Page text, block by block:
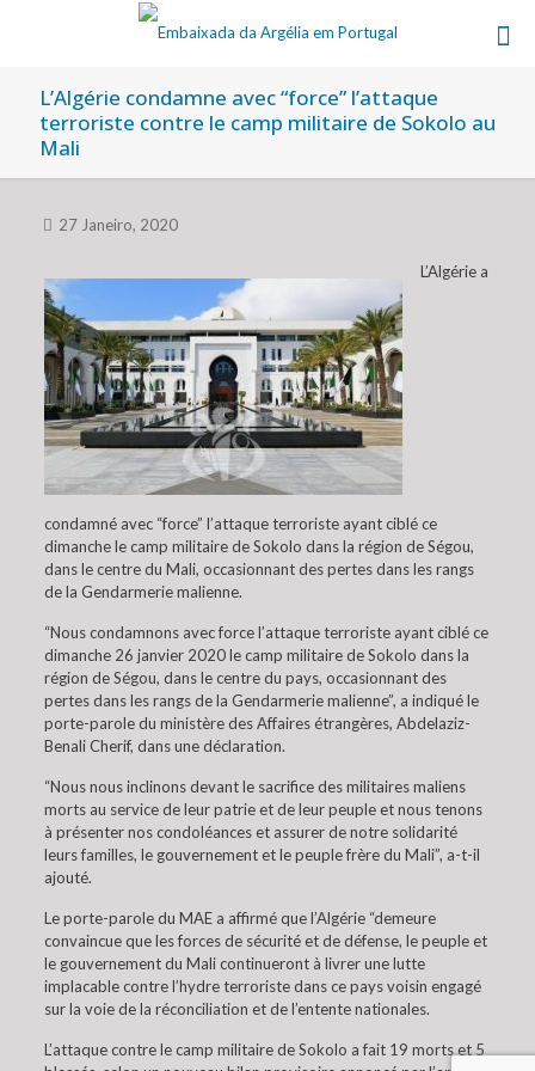
L’Algérie condamne avec “force” l’attaque
terroriste contre le camp militaire de Sokolo au
Mali
27 Janeiro, 2020
L’Algérie a
condamné avec “force” l’attaque terroriste ayant ciblé ce
dimanche le camp militaire de Sokolo dans la région de Ségou,
dans le centre du Mali, occasionnant des pertes dans les rangs
de la Gendarmerie malienne.
“Nous condamnons avec force l’attaque terroriste ayant ciblé ce
dimanche 26 janvier 2020 le camp militaire de Sokolo dans la
région de Ségou, dans le centre du pays, occasionnant des
pertes dans les rangs de la Gendarmerie malienne”, a indiqué le
porte-parole du ministère des Affaires étrangères, Abdelaziz-
Benali Cherif, dans une déclaration.
“Nous nous inclinons devant le sacrifice des militaires maliens
morts au service de leur patrie et de leur peuple et nous tenons
à présenter nos condoléances et assurer de notre solidarité
leurs familles, le gouvernement et le peuple frère du Mali”, a-t-il
ajouté.
Le porte-parole du MAE a affirmé que l’Algérie “demeure
convaincue que les forces de sécurité et de défense, le peuple et
le gouvernement du Mali continueront à livrer une lutte
implacable contre l’hydre terroriste dans ce pays voisin engagé
sur la voie de la réconciliation et de l’entente nationales.
L’attaque contre le camp militaire de Sokolo a fait 19 morts et 5